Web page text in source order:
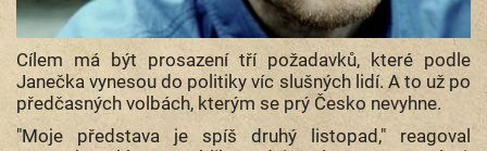
Cílem má být prosazení tří požadavků, které podle
Janečka vynesou do politiky víc slušných lidí. A to už po
předčasných volbách, kterým se prý Česko nevyhne.
"Moje představa je spíš druhý listopad," reagoval